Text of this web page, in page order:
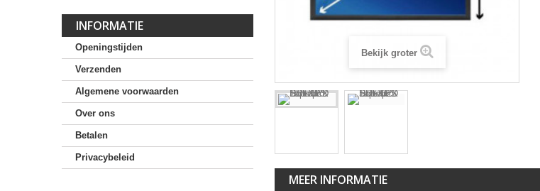
INFORMATIE
Openingstijden
Verzenden
Algemene voorwaarden
Over ons
Betalen
Privacybeleid
Bekijk groter
MEER INFORMATIE